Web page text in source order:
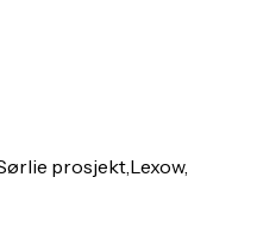
prosjekt,Lexow,